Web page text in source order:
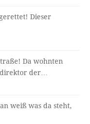
Dieser
Da wohnten
der…
weiß was da steht,